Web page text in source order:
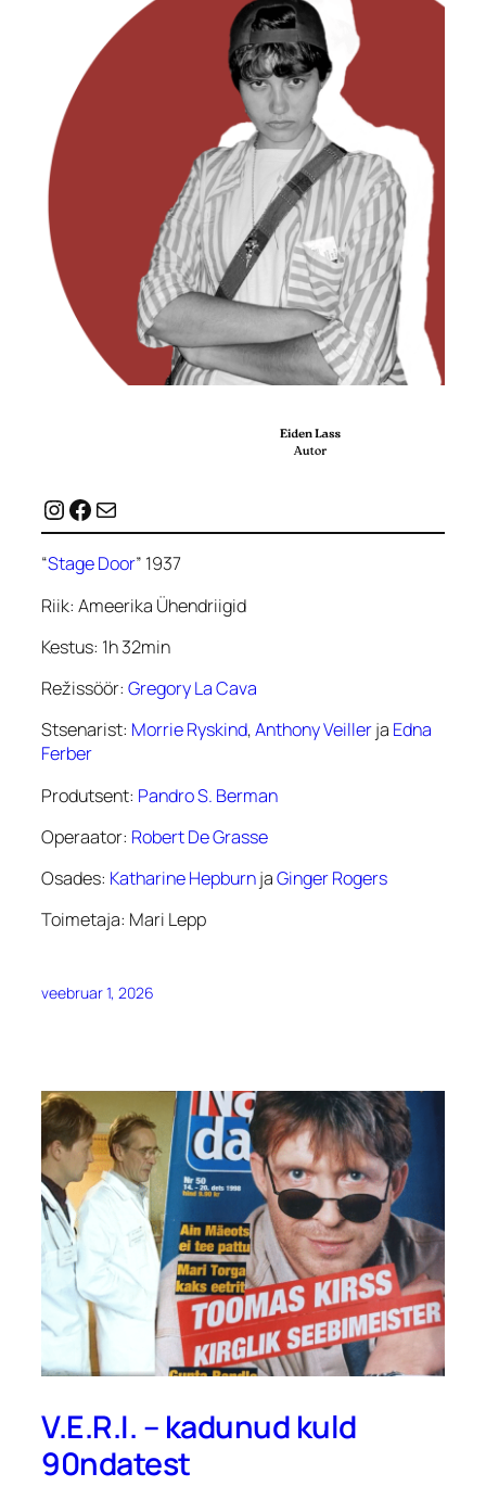
Instagram
Facebook
Mail
“Stage Door” 1937
Riik: Ameerika Ühendriigid
Kestus: 1h 32min
Režissöör: Gregory La Cava
Stsenarist: Morrie Ryskind,Anthony Veillerja Edna
Ferber
Produtsent: Pandro S. Berman
Operaator: Robert De Grasse
Osades: Katharine HepburnjaGinger Rogers
Toimetaja: Mari Lepp
veebruar 1, 2026
V.E.R.I. – kadunud kuld
90ndatest